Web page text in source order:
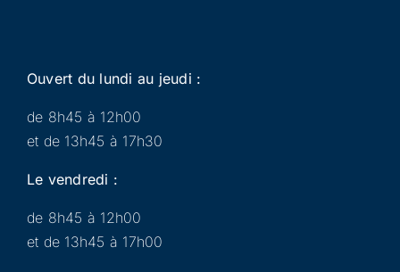
Ouvert du lundi au jeudi :
de 8h45 à 12h00
et de 13h45 à 17h30
Le vendredi :
de 8h45 à 12h00
et de 13h45 à 17h00